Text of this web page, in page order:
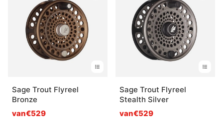
Sage Trout Flyreel
Bronze
van€529
Sage Trout Flyreel
Stealth Silver
van€529